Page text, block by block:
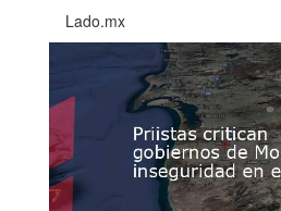
Lado.mx